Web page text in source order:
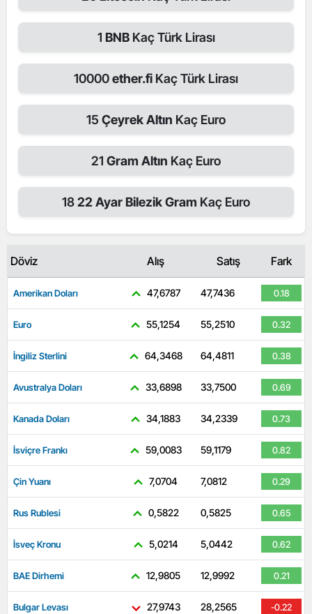
1 BNB Kaç Türk Lirası
10000ether.fi Kaç Türk Lirası
15 Çeyrek Altın Kaç Euro
21 Gram Altın Kaç Euro
1822 Ayar Bilezik Gram Kaç Euro
Döviz Alış Satış Fark
Amerikan Doları 47,6787 47,7436 0.18
Euro 55,1254 55,2510 0.32
İngiliz Sterlini 64,3468 64,4811 0.38
Avustralya Doları 33,6898 33,7500 0.69
Kanada Doları 34,1883 34,2339 0.73
İsviçre Frankı 59,0083 59,1179 0.82
Çin Yuanı 7,0704 7,0812 0.29
Rus Rublesi 0,5822 0,5825 0.65
İsveç Kronu 5,0214 5,0442 0.62
BAE Dirhemi 12,9805 12,9992 0.21
Bulgar Levası 27,9743 28,2565 -0.22